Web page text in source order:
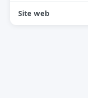
Site web